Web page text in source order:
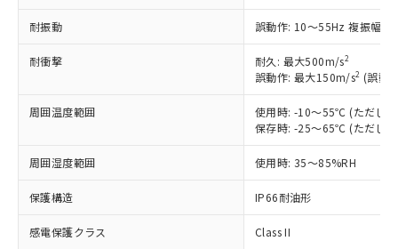
耐振動 誤動作: 10～55Hz 複振幅
耐衝撃 耐久: 最大500m/s2
誤動作: 最大150m/s2 (誤動
周囲温度範囲
使用時: -10～55℃ (ただし
保存時: -25～65℃ (ただし
周囲湿度範囲 使用時: 35～85%RH
保護構造 IP66耐油形
感電保護クラス Class II
本サービスは、当社制御機器事業取扱
(税抜)を提供させていただくもので
当社制御機器事業取扱商品の中には、
本サービスの対象外となる商品もある
ことをご了承ください。
在庫状況および標準価格照会結果は、
記載している更新日時点での社内デー
タに基づき作成されるものであり、閲
覧された時点での実際の在庫および標
準価格とは異なる場合があることをご
調査・確認中：EU RoHS指令（10物質）の
非含有の対応状況を調査中または確認中の
非該当品：ライセンス料など無形物で、有
害物質有無と関係のない商品です。
仕入先様の事情により、非含有部品として
いたものが、含有品と判明した場合などや
むを得ず変更することがあります。
*EU RoHS指令（10物質）：
鉛(Pb) 1000ppm以下、 水銀(Hg) 1000ppm以下、 カド
六価クロム(Cr(Ⅵ)) 1000ppm以下、ポリ臭化ビフェニル
「○」：最大均質材料含有率が中国RoHSの
基準値以下であることを示します。
「×」：最大均質材料含有率が中国RoHSの
基準値を超えていることを示します。
「－」：未確認です。当社販売部門へお問
い合わせください。
*中国RoHS10物質の基準値 (GB/T26572)：
ム) : 100ppm、
当社は、これら貴社製品のうち、外国
為替および外国貿易法に定める商品
（以下｢規制貨物等」という）を輸出
または国外への提供する場合は、日本
国政府の輸出許可(または役務取引許
可)を取得するなどの必要な手続きを